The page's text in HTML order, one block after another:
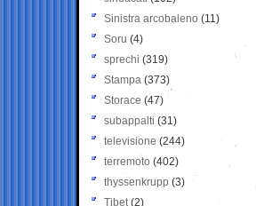
Sinistra arcobaleno (11)
Soru (4)
sprechi (319)
Stampa (373)
Storace (47)
subappalti (31)
televisione(244)
terremoto (402)
thyssenkrupp (3)
Tibet(2)